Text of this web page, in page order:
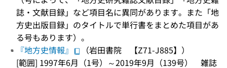
誌・文献目録」など項目名に異同があります。また「地
方史出版目録」のタイトルで単行書をまとめた項目があ
る号もあります）。
『地方史情報』
（岩田書院 【Z71-J885】）
[範囲] 1997年6月（1号）～2019年9月（139号） 雑誌